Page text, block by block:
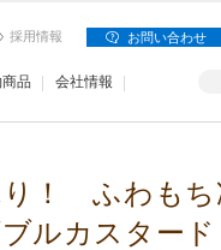
採用情報 お問い合わせ
品 会社情報
！ ふわもち
ルカスタード